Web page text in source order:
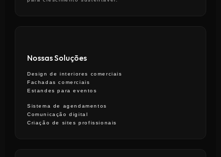
Nossas Soluções
Design de interiores comerciais
Fachadas comerciais
Estandes para eventos
Sistema de agendamentos
Comunicação digital
Criação de sites profissionais